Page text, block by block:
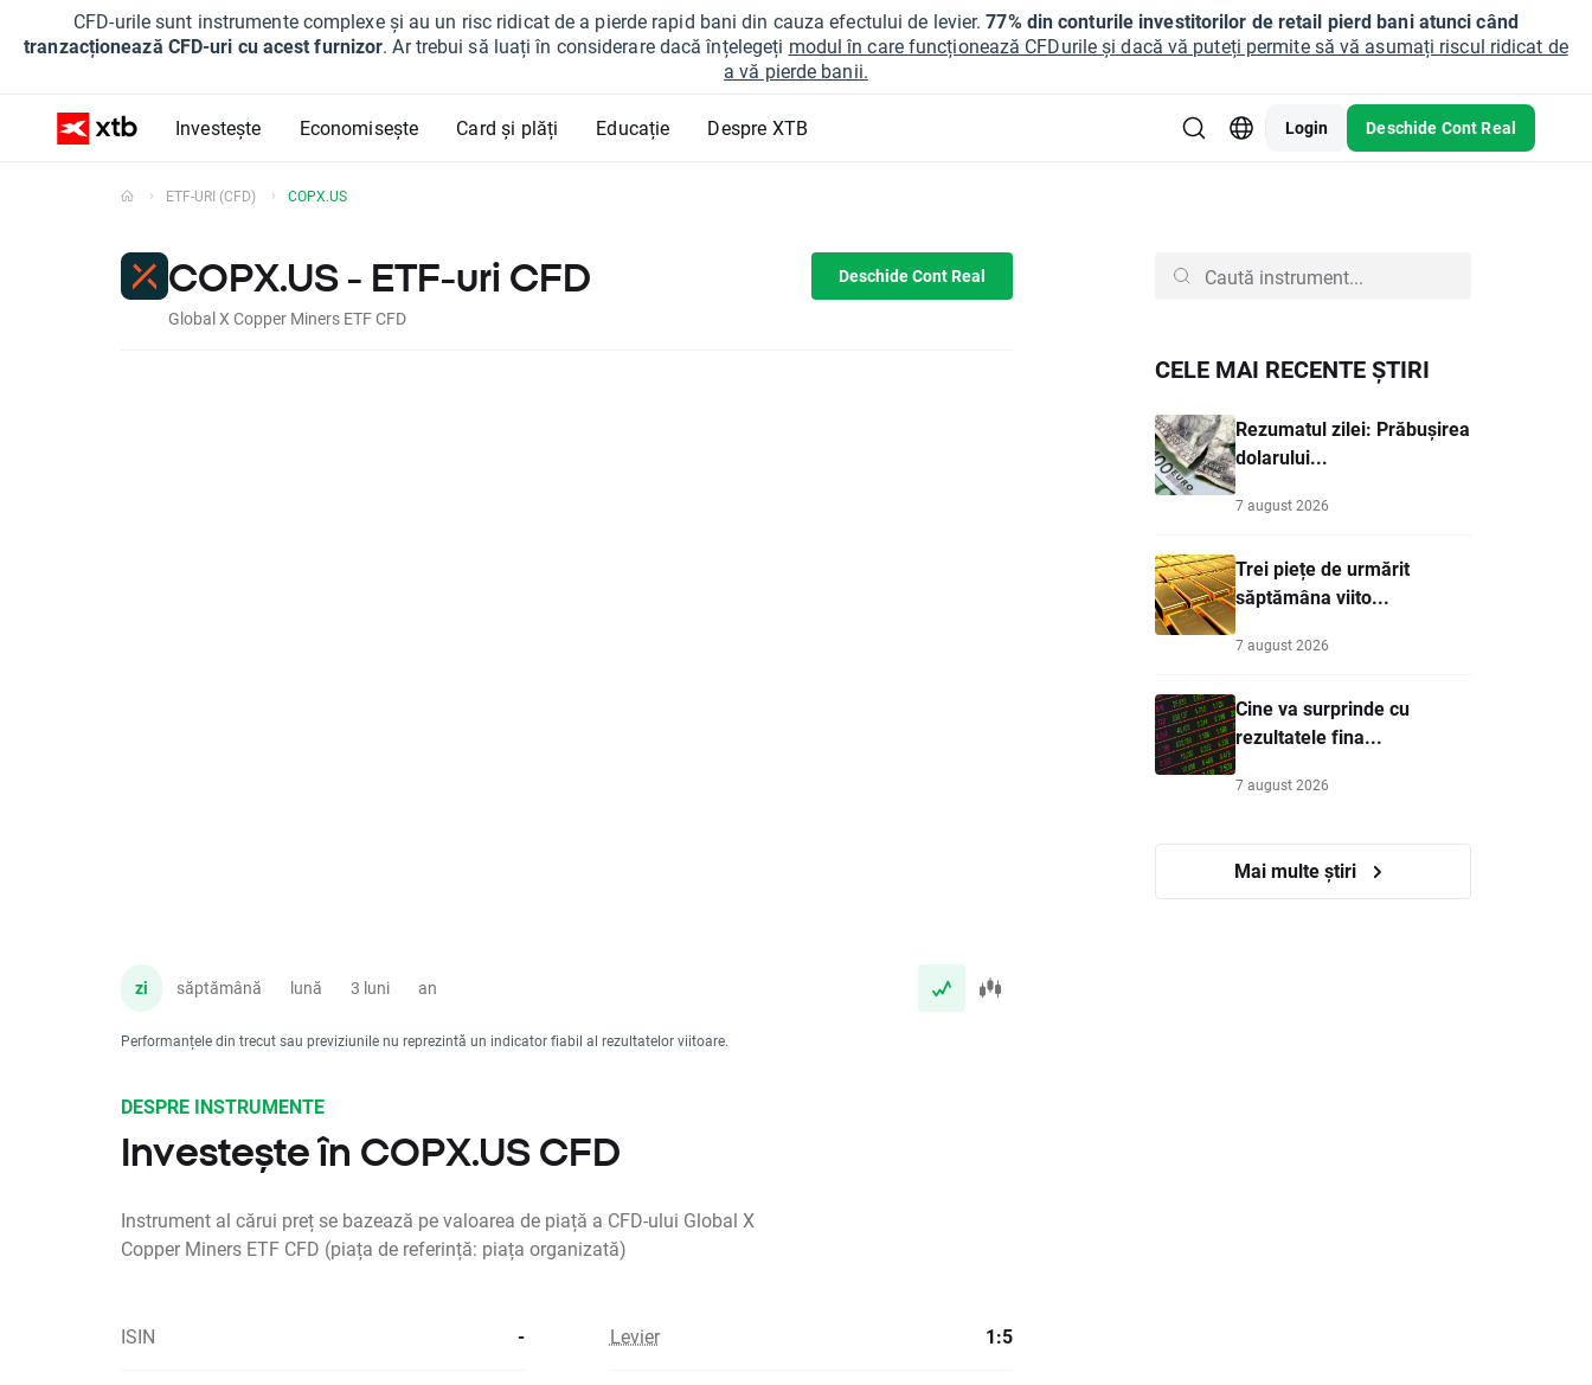
CFD-urile sunt instrumente complexe și au un risc ridicat de a pierde rapid bani din cauza efectului de levier.77% din conturile investitorilor de retail pierd bani atunci când
tranzacționează CFD-uri cu acest furnizor. Ar trebui să luați în considerare dacă înțelegeți modul în care funcționează CFDurile și dacă vă puteți permite să vă asumați riscul ridicat de
a vă pierde banii.
Investește Economisește Card și plăți Educație Despre XTB Login Deschide Cont Real
ETF-URI (CFD) COPX.US
COPX.US - ETF-uri CFD
Global X Copper Miners ETF CFD
Deschide Cont Real
zi săptămână lună 3 luni an
Performanțele din trecut sau previziunile nu reprezintă un indicator fiabil al rezultatelor viitoare.
CELE MAI RECENTE ȘTIRI
Rezumatul zilei: Prăbușirea
dolarului...
7 august 2026
Trei piețe de urmărit
săptămâna viito...
7 august 2026
Cine va surprinde cu
rezultatele fina...
7 august 2026
Mai multe știri
DESPRE INSTRUMENTE
Investește în COPX.US CFD
Instrument al cărui preț se bazează pe valoarea de piață a CFD-ului Global X
Copper Miners ETF CFD (piața de referință: piața organizată)
ISIN - Levier 1:5